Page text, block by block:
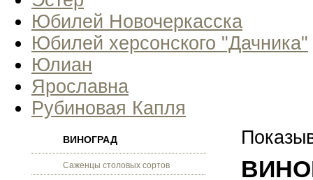
Юбилей Новочеркасска
Юбилей херсонского "Дачника"
Юлиан
Ярославна
Рубиновая Капля
ВИНОГРАД
Саженцы столовых сортов